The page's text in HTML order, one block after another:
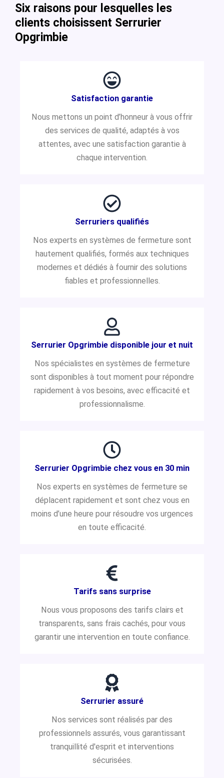
Six raisons pour lesquelles les
clients choisissent Serrurier
Opgrimbie
Satisfaction garantie
Nous mettons un point d’honneur à vous offrir
des services de qualité, adaptés à vos
attentes, avec une satisfaction garantie à
chaque intervention.
Serruriers qualifiés
Nos experts en systèmes de fermeture sont
hautement qualifiés, formés aux techniques
modernes et dédiés à fournir des solutions
fiables et professionnelles.
Serrurier Opgrimbie disponible jour et nuit
Nos spécialistes en systèmes de fermeture
sont disponibles à tout moment pour répondre
rapidement à vos besoins, avec efficacité et
professionnalisme.
Serrurier Opgrimbie chez vous en 30 min
Nos experts en systèmes de fermeture se
déplacent rapidement et sont chez vous en
moins d’une heure pour résoudre vos urgences
en toute efficacité.
Tarifs sans surprise
Nous vous proposons des tarifs clairs et
transparents, sans frais cachés, pour vous
garantir une intervention en toute confiance.
Serrurier assuré
Nos services sont réalisés par des
professionnels assurés, vous garantissant
tranquillité d'esprit et interventions
sécurisées.